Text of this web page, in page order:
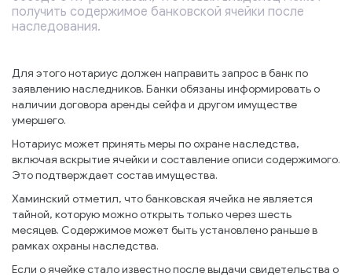
получить содержимое банковской ячейки после
наследования.
Для этого нотариус должен направить запрос в банк по
заявлению наследников. Банки обязаны информировать о
наличии договора аренды сейфа и другом имуществе
умершего.
Нотариус может принять меры по охране наследства,
включая вскрытие ячейки и составление описи содержимого.
Это подтверждает состав имущества.
Хаминский отметил, что банковская ячейка не является
тайной, которую можно открыть только через шесть
месяцев. Содержимое может быть установлено раньше в
рамках охраны наследства.
Если о ячейке стало известно после выдачи свидетельства о